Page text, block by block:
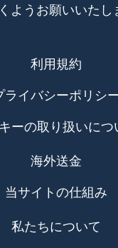
ようお願いいたし
利用規約
ライバシーポリシ
ーの取り扱いにつ
海外送金
当サイトの仕組み
私たちについて